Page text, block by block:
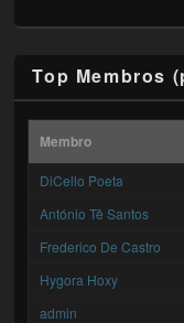
Top Membros
Membro
DiCello Poeta
António Tê Santos
Frederico De Castro
Hygora Hoxy
admin